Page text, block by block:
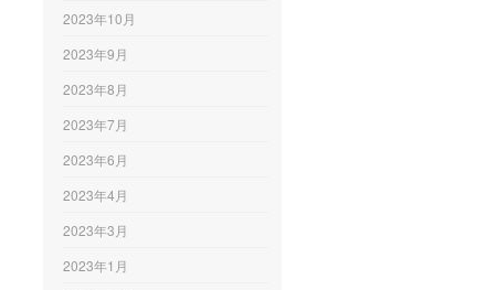
2023年10月
2023年9月
2023年8月
2023年7月
2023年6月
2023年4月
2023年3月
2023年1月